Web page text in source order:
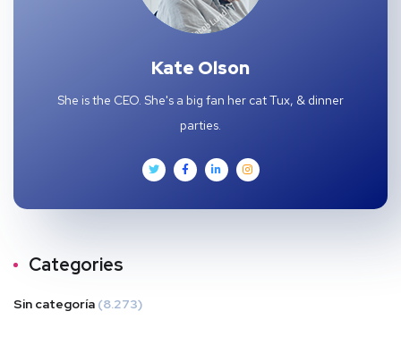
Kate Olson
She is the CEO. She's a big fan her cat Tux, & dinner
parties.
Categories
Sin categoría (8.273)